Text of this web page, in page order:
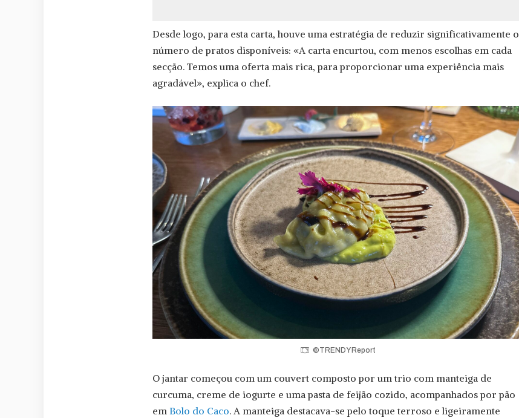
Desde logo, para esta carta, houve uma estratégia de reduzir significativamente o
número de pratos disponíveis: «A carta encurtou, com menos escolhas em cada
secção. Temos uma oferta mais rica, para proporcionar uma experiência mais
agradável», explica o chef.
©TRENDY Report
O jantar começou com um couvert composto por um trio com manteiga de
curcuma, creme de iogurte e uma pasta de feijão cozido, acompanhados por pão
em Bolo do Caco. A manteiga destacava-se pelo toque terroso e ligeiramente